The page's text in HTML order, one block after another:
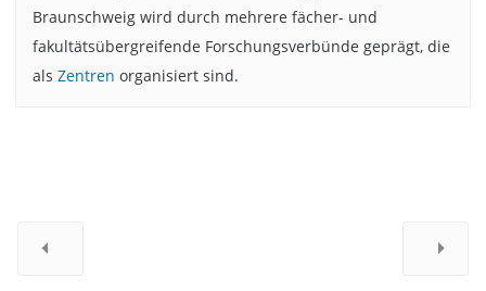
Braunschweig wird durch mehrere fächer- und
fakultätsübergreifende Forschungsverbünde geprägt, die
als Zentren organisiert sind.